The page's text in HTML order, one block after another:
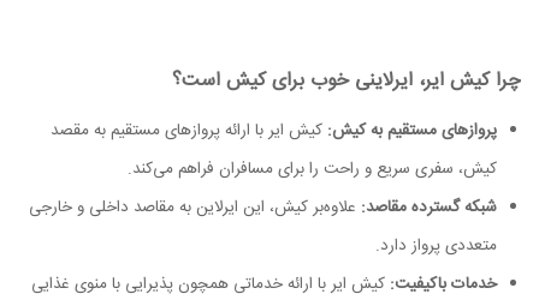
چرا کیش ایر، ایرلاینی خوب برای کیش است؟
پروازهای مستقیم به کیش: کیش ایر با ارائه پروازهای مستقیم به مقصد
کیش، سفری سریع و راحت را برای مسافران فراهم می‌کند.
شبکه گسترده مقاصد: علاوه‌بر کیش، این ایرلاین به مقاصد داخلی و خارجی
متعددی پرواز دارد.
خدمات باکیفیت: کیش ایر با ارائه خدماتی همچون پذیرایی با منوی غذایی